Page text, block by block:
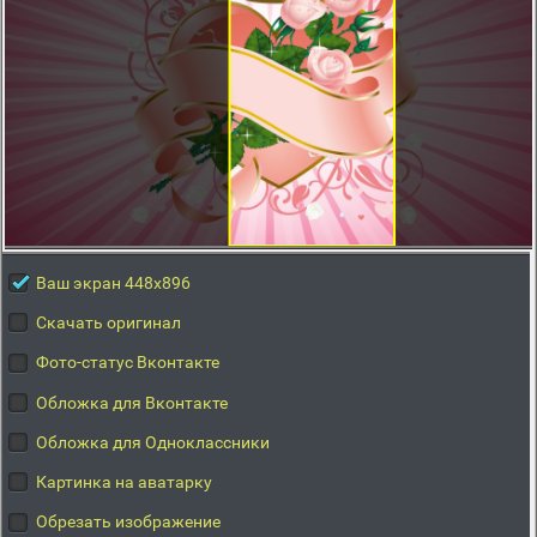
Ваш экран 448x896
Скачать оригинал
Фото-статус Вконтакте
Обложка для Вконтакте
Обложка для Одноклассники
Картинка на аватарку
Обрезать изображение